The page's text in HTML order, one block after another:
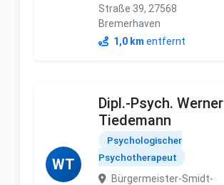
Straße 39, 27568
Bremerhaven
1,0 km entfernt
WT
Dipl.-Psych. Werner
Tiedemann
Psychologischer
Psychotherapeut
Bürgermeister-Smidt-